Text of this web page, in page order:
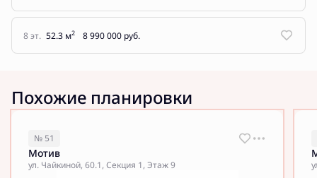
8 эт. 52.3 м2 8 990 000 руб.
Похожие планировки
№ 51
Мотив
ул. Чайкиной, 60.1, Секция 1, Этаж 9